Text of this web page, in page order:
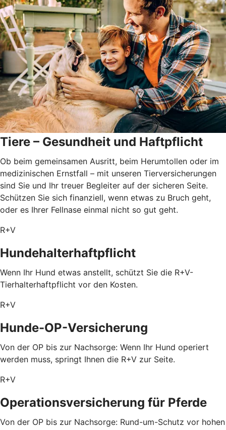
Tiere – Gesundheit und Haftpflicht
Ob beim gemeinsamen Ausritt, beim Herumtollen oder im
medizinischen Ernstfall – mit unseren Tierversicherungen
sind Sie und Ihr treuer Begleiter auf der sicheren Seite.
Schützen Sie sich finanziell, wenn etwas zu Bruch geht,
oder es Ihrer Fellnase einmal nicht so gut geht.
R+V
Hundehalterhaftpflicht
Wenn Ihr Hund etwas anstellt, schützt Sie die R+V-
Tierhalterhaftpflicht vor den Kosten.
R+V
Hunde-OP-Versicherung
Von der OP bis zur Nachsorge: Wenn Ihr Hund operiert
werden muss, springt Ihnen die R+V zur Seite.
R+V
Operationsversicherung für Pferde
Von der OP bis zur Nachsorge: Rund-um-Schutz vor hohen